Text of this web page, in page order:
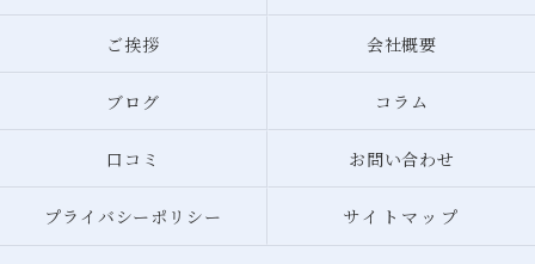
ご挨拶 会社概要
ブログ コラム
口コミ お問い合わせ
プライバシーポリシー サイトマップ